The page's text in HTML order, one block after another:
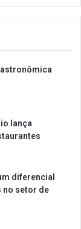
lança
diferencial
no setor de